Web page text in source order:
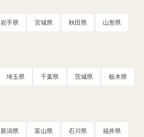
岩手県 宮城県 秋田県 山形県
埼玉県 千葉県 茨城県 栃木県
新潟県 富山県 石川県 福井県